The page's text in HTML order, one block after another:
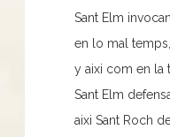
Sant Elm
en lo mal
y aixi com en la
Sant Elm
aixi Sant Roch